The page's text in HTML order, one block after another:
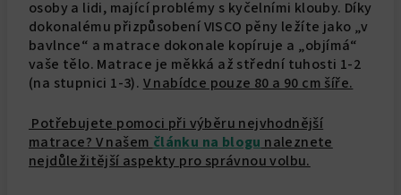
osoby a lidi, mající problémy s kyčelními klouby. Díky
dokonalému přizpůsobení VISCO pěny ležíte jako „v
bavlnce“ a matrace dokonale kopíruje a „objímá“
vaše tělo. Matrace je měkká až střední tuhosti 1-2
(na stupnici 1-3). V nabídce pouze 80 a 90 cm šíře.
Potřebujete pomoci při výběru nejvhodnější
matrace? V našem článku na blogu naleznete
nejdůležitější aspekty pro správnou volbu.